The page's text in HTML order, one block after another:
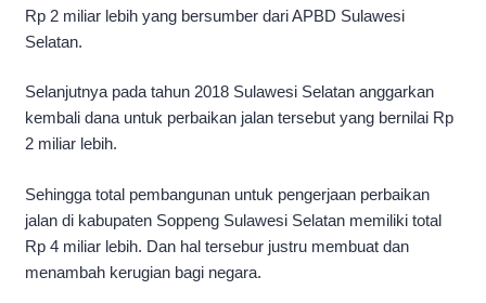
Rp 2 miliar lebih yang bersumber dari APBD Sulawesi
Selatan.
Selanjutnya pada tahun 2018 Sulawesi Selatan anggarkan
kembali dana untuk perbaikan jalan tersebut yang bernilai Rp
2 miliar lebih.
Sehingga total pembangunan untuk pengerjaan perbaikan
jalan di kabupaten Soppeng Sulawesi Selatan memiliki total
Rp 4 miliar lebih. Dan hal tersebur justru membuat dan
menambah kerugian bagi negara.